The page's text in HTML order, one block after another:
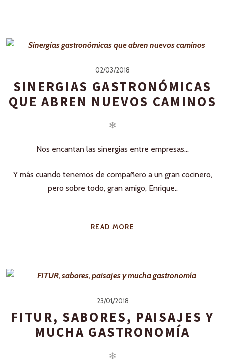
02/03/2018
SINERGIAS GASTRONÓMICAS
QUE ABREN NUEVOS CAMINOS
✻
Nos encantan las sinergias entre empresas…
Y más cuando tenemos de compañero a un gran cocinero,
pero sobre todo, gran amigo, Enrique..
READ MORE
23/01/2018
FITUR, SABORES, PAISAJES Y
MUCHA GASTRONOMÍA
✻